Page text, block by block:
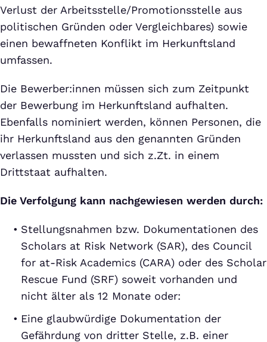
Verlust der Arbeitsstelle/Promotionsstelle aus
politischen Gründen oder Vergleichbares) sowie
einen bewaffneten Konflikt im Herkunftsland
umfassen.
Die Bewerber:innen müssen sich zum Zeitpunkt
der Bewerbung im Herkunftsland aufhalten.
Ebenfalls nominiert werden, können Personen, die
ihr Herkunftsland aus den genannten Gründen
verlassen mussten und sich z.Zt. in einem
Drittstaat aufhalten.
Die Verfolgung kann nachgewiesen werden durch:
Stellungsnahmen bzw. Dokumentationen des
Scholars at Risk Network (SAR), des Council
for at-Risk Academics (CARA) oder des Scholar
Rescue Fund (SRF) soweit vorhanden und
nicht älter als 12 Monate oder:
Eine glaubwürdige Dokumentation der
Gefährdung von dritter Stelle, z.B. einer